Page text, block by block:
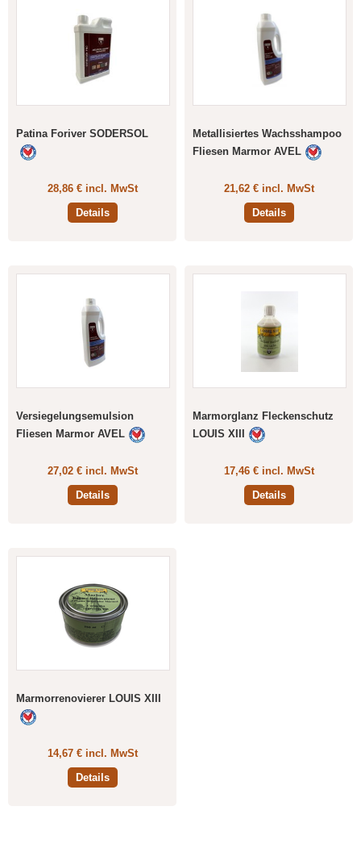
Patina Foriver SODERSOL
28,86 € incl. MwSt
Details
Metallisiertes Wachsshampoo
Fliesen Marmor AVEL
21,62 € incl. MwSt
Details
Versiegelungsemulsion
Fliesen Marmor AVEL
27,02 € incl. MwSt
Details
Marmorglanz Fleckenschutz
LOUIS XIII
17,46 € incl. MwSt
Details
Marmorrenovierer LOUIS XIII
14,67 € incl. MwSt
Details